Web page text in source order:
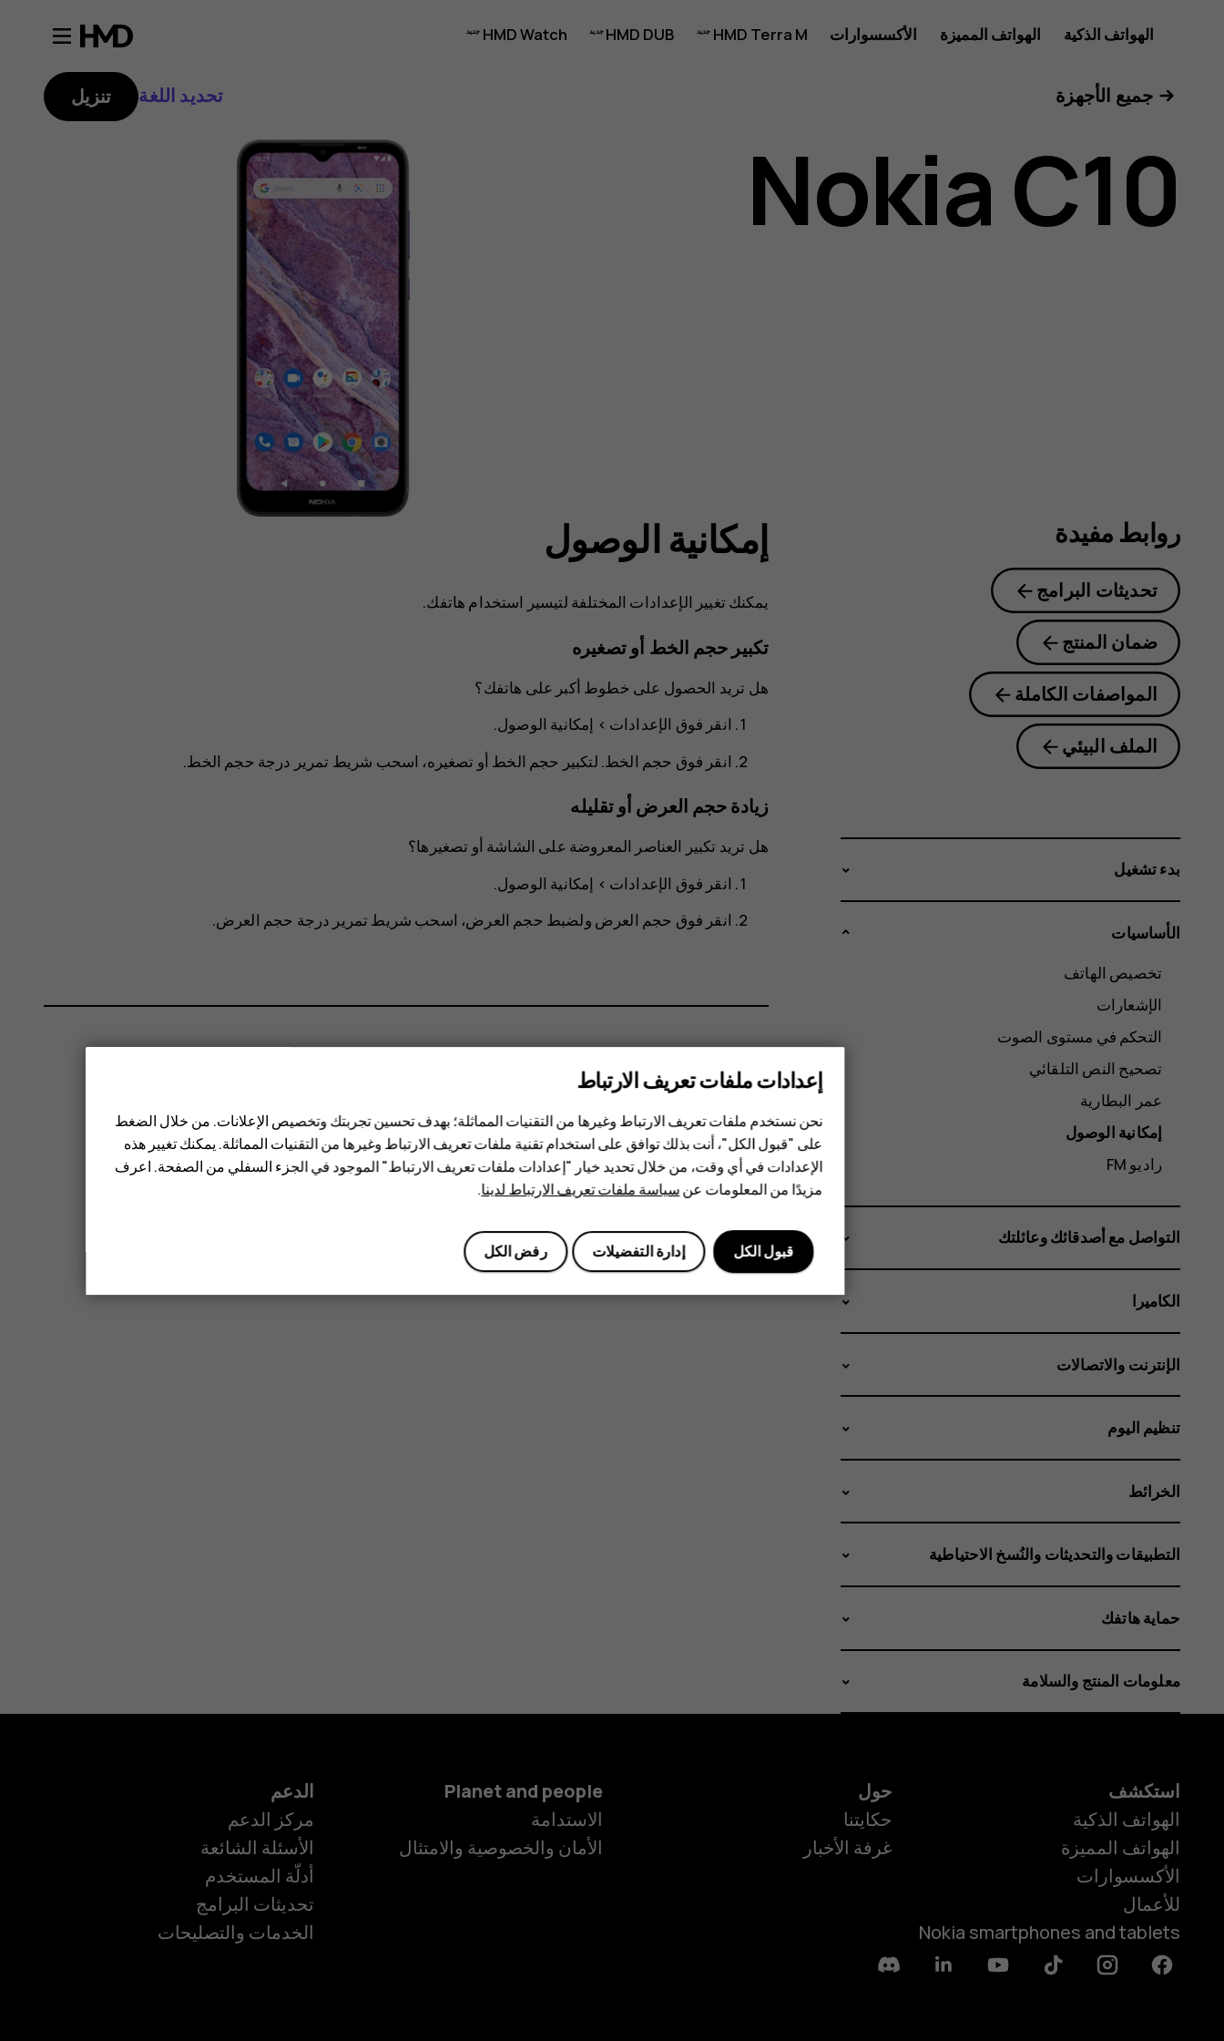
دليل
مستخدم
Nokia
الهواتف الذكية الهواتف المميزة الأكسسوارات HMD Terra M
HMD DUB
HMD Watch
الهواتف الذكية
جميع الأجهزة تحديد اللغة تنزيل
Nokia C10
إمكانية الوصول
يمكنك تغيير الإعدادات المختلفة لتيسير استخدام هاتفك.
تكبير حجم الخط أو تصغيره
هل تريد الحصول على خطوط أكبر على هاتفك؟
انقر فوق الإعدادات > إمكانية الوصول.
انقر فوق حجم الخط. لتكبير حجم الخط أو تصغيره، اسحب شريط تمرير درجة حجم الخط.
زيادة حجم العرض أو تقليله
هل تريد تكبير العناصر المعروضة على الشاشة أو تصغيرها؟
انقر فوق الإعدادات > إمكانية الوصول.
انقر فوق حجم العرض ولضبط حجم العرض، اسحب شريط تمرير درجة حجم العرض.
هل وجدت هذه المعلومات مفيدة؟
نعم لا
روابط مفيدة
تحديثات البرامج
ضمان المنتج
المواصفات الكاملة
الملف البيئي
بدء تشغيل
الأساسيات
تخصيص الهاتف
الإشعارات
التحكم في مستوى الصوت
تصحيح النص التلقائي
عمر البطارية
إمكانية الوصول
راديو FM
التواصل مع أصدقائك وعائلتك
الكاميرا
الإنترنت والاتصالات
تنظيم اليوم
الخرائط
التطبيقات والتحديثات والنُسخ الاحتياطية
حماية هاتفك
معلومات المنتج والسلامة
استكشف
الهواتف الذكية
الهواتف المميزة
الأكسسوارات
للأعمال
Nokia smartphones and tablets
حول
حكايتنا
غرفة الأخبار
Planet and people
الاستدامة
الأمان والخصوصية والامتثال
الدعم
مركز الدعم
الأسئلة الشائعة
أدلّة المستخدم
تحديثات البرامج
الخدمات والتصليحات
Facebook
Instagram
Tiktok
Youtube
Linkedin
Discord
إعدادات ملفات تعريف الارتباط
نحن نستخدم ملفات تعريف الارتباط وغيرها من التقنيات المماثلة؛ بهدف تحسين تجربتك وتخصيص الإعلانات. من خلال الضغط
على "قبول الكل"، أنت بذلك توافق على استخدام تقنية ملفات تعريف الارتباط وغيرها من التقنيات المماثلة. يمكنك تغيير هذه
الإعدادات في أي وقت، من خلال تحديد خيار "إعدادات ملفات تعريف الارتباط" الموجود في الجزء السفلي من الصفحة. اعرف
مزيدًا من المعلومات عنسياسة ملفات تعريف الارتباط لدينا.
رفض الكل إدارة التفضيلات قبول الكل